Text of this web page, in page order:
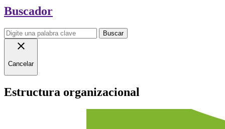
Buscador
Buscar
close
Cancelar
Estructura organizacional